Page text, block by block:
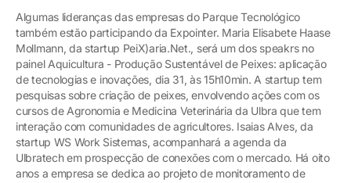
Algumas lideranças das empresas do Parque Tecnológico
também estão participando da Expointer. Maria Elisabete Haase
Mollmann, da startup PeiX)aria.Net., será um dos speakrs no
painel Aquicultura - Produção Sustentável de Peixes: aplicação
de tecnologias e inovações, dia 31, às 15h10min. A startup tem
pesquisas sobre criação de peixes, envolvendo ações com os
cursos de Agronomia e Medicina Veterinária da Ulbra que tem
interação com comunidades de agricultores. Isaias Alves, da
startup WS Work Sistemas, acompanhará a agenda da
Ulbratech em prospecção de conexões com o mercado. Há oito
anos a empresa se dedica ao projeto de monitoramento de